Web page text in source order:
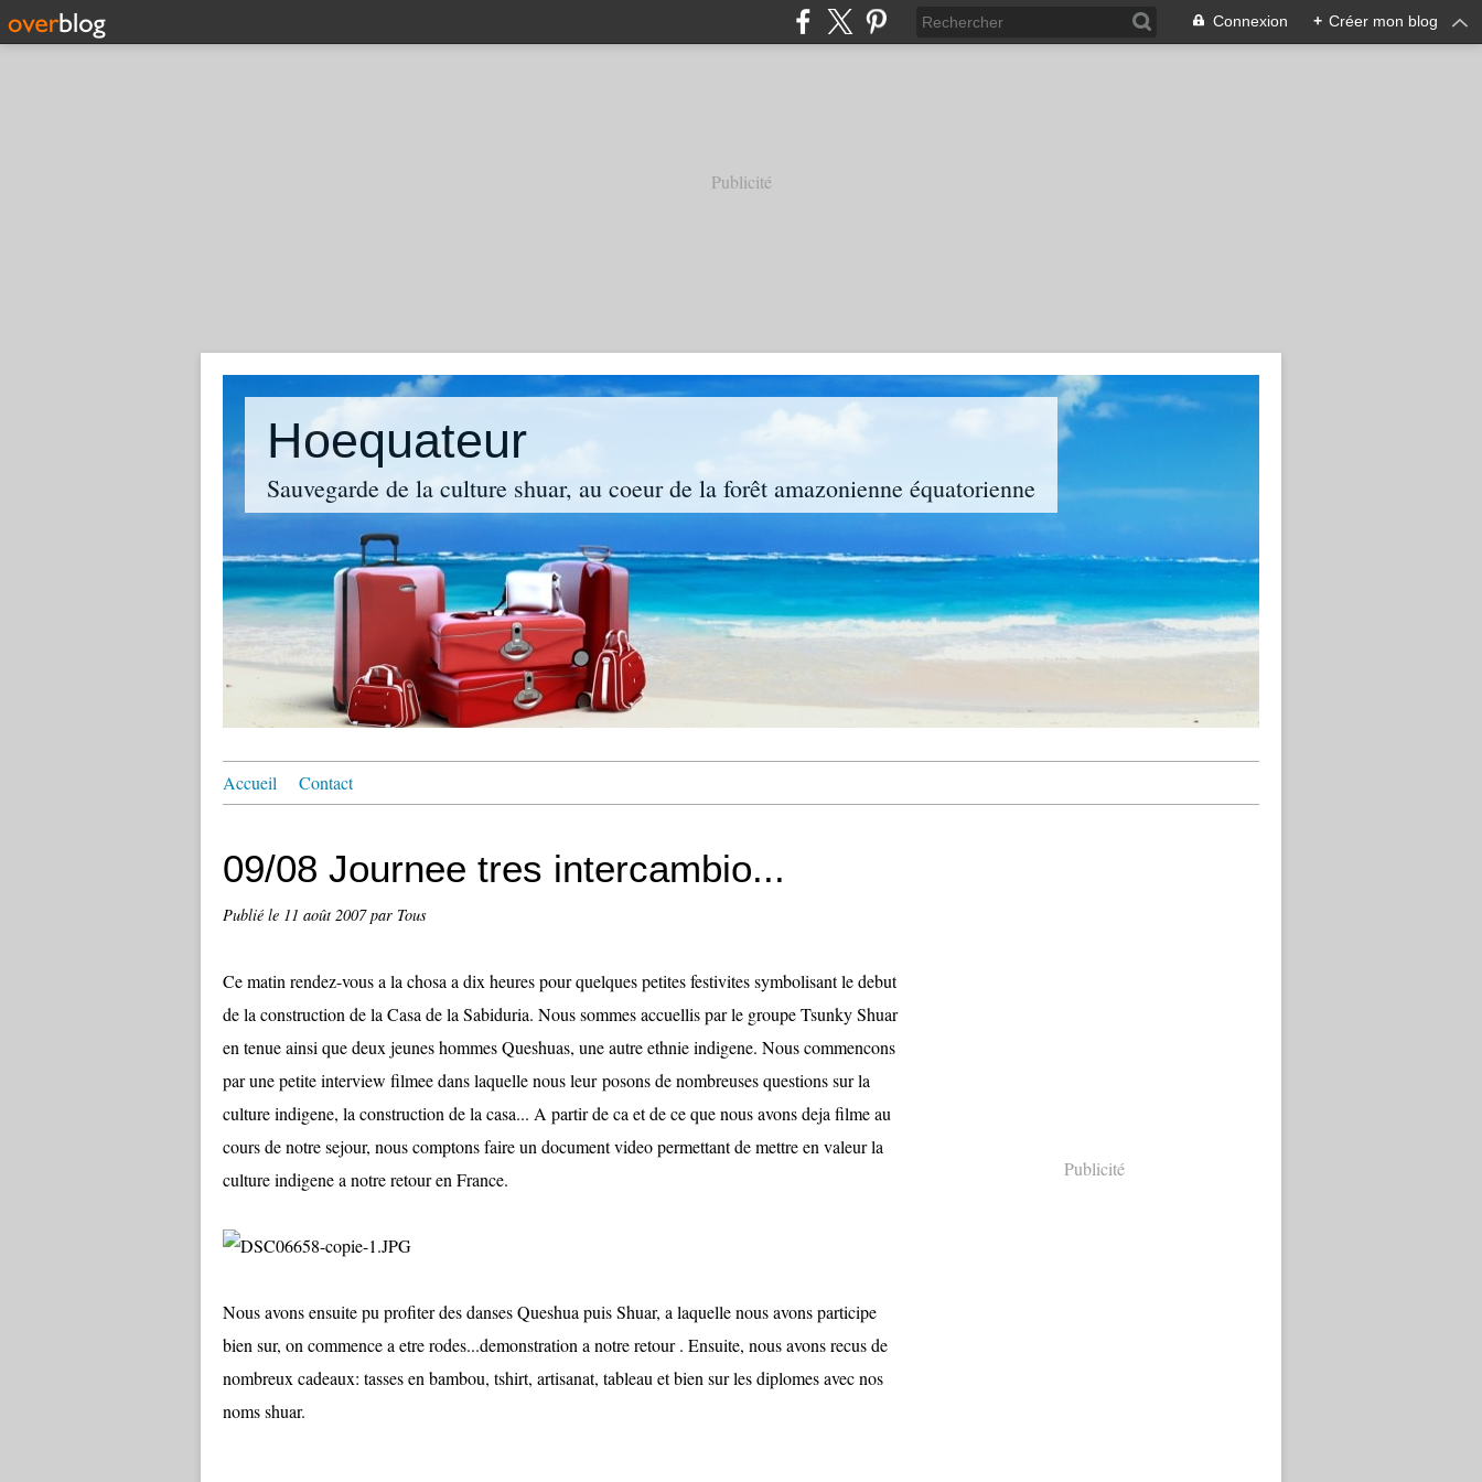
Connexion + Créer mon blog
Publicité
Hoequateur
Sauvegarde de la culture shuar, au coeur de la forêt amazonienne équatorienne
Accueil Contact
09/08 Journee tres intercambio...
Publié le 11 août 2007par Tous
Ce matin rendez-vous a la chosa a dix heures pour quelques petites festivites symbolisant le debut
de la construction de la Casa de la Sabiduria. Nous sommes accuellis par le groupe Tsunky Shuar
en tenue ainsi que deux jeunes hommes Queshuas, une autre ethnie indigene. Nous commencons
par une petite interview filmee dans laquelle nous leur posons de nombreuses questions sur la
culture indigene, la construction de la casa... A partir de ca et de ce que nous avons deja filme au
cours de notre sejour, nous comptons faire un document video permettant de mettre en valeur la
culture indigene a notre retour en France.
Nous avons ensuite pu profiter des danses Queshua puis Shuar, a laquelle nous avons participe
bien sur, on commence a etre rodes...demonstration a notre retour . Ensuite, nous avons recus de
nombreux cadeaux: tasses en bambou, tshirt, artisanat, tableau et bien sur les diplomes avec nos
noms shuar.
Publicité